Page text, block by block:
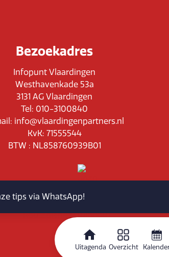
Uitagenda Overzicht
Bezoekadres
Infopunt Vlaardingen
Westhavenkade 53a
3131 AG Vlaardingen
Tel: 010-3100840
info@vlaardingenpartners.nl
KvK: 71555544
BTW : NL858760939B01
Routeplanner
tips via WhatsApp!